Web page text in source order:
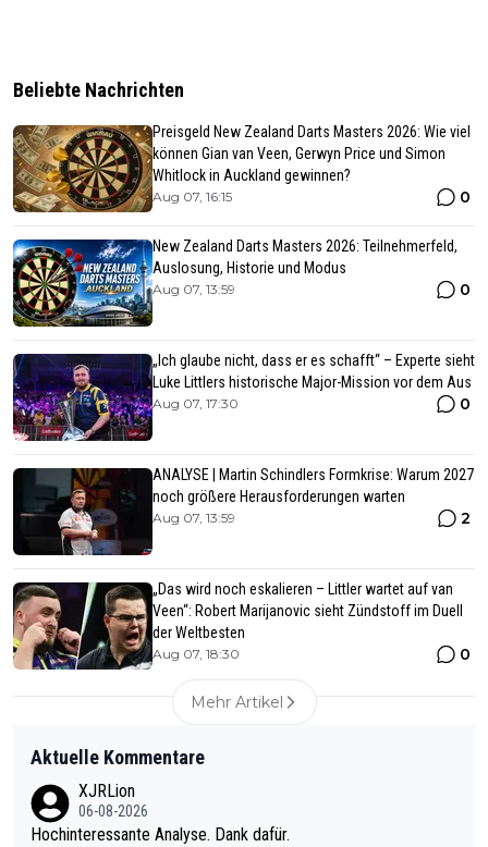
Beliebte Nachrichten
Preisgeld New Zealand Darts Masters 2026: Wie viel
können Gian van Veen, Gerwyn Price und Simon
Whitlock in Auckland gewinnen?
Aug 07, 16:15 0
New Zealand Darts Masters 2026: Teilnehmerfeld,
Auslosung, Historie und Modus
Aug 07, 13:59 0
„Ich glaube nicht, dass er es schafft“ – Experte sieht
Luke Littlers historische Major-Mission vor dem Aus
Aug 07, 17:30 0
ANALYSE | Martin Schindlers Formkrise: Warum 2027
noch größere Herausforderungen warten
Aug 07, 13:59 2
„Das wird noch eskalieren – Littler wartet auf van
Veen“: Robert Marijanovic sieht Zündstoff im Duell
der Weltbesten
Aug 07, 18:30 0
Mehr Artikel
Aktuelle Kommentare
XJRLion
06-08-2026
Hochinteressante Analyse. Dank dafür.